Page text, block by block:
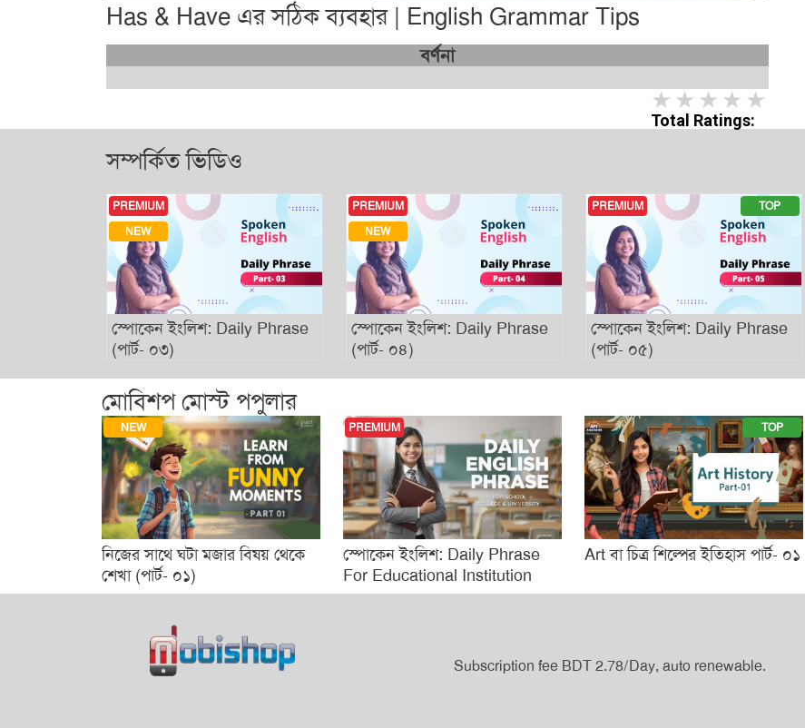
Has & Have এর সঠিক ব্যবহার | English Grammar Tips
বর্ণনা
4 stars
3 stars
2 stars
1 star
Total Ratings:
সম্পর্কিত ভিডিও
PREMIUM
NEW
স্পোকেন ইংলিশ: Daily Phrase
(পার্ট- ০৩)
PREMIUM
NEW
স্পোকেন ইংলিশ: Daily Phrase
(পার্ট- ০৪)
PREMIUM TOP
স্পোকেন ইংলিশ: Daily Phrase
(পার্ট- ০৫)
মোবিশপ মোস্ট পপুলার
NEW
নিজের সাথে ঘটা মজার বিষয় থেকে
শেখা (পার্ট- ০১)
PREMIUM
স্পোকেন ইংলিশ: Daily Phrase
For Educational Institution
TOP
Art বা চিত্র শিল্পের ইতিহাস পার্ট- ০১
Subscription fee BDT 2.78/Day, auto renewable.